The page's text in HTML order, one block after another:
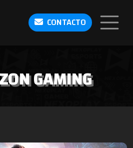
CONTACTO
GAMING